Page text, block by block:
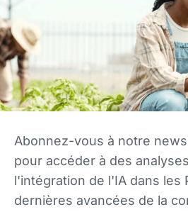
Abonnez-vous à notre
pour accéder à des
l'intégration de l'IA dans les
dernières avancées de la